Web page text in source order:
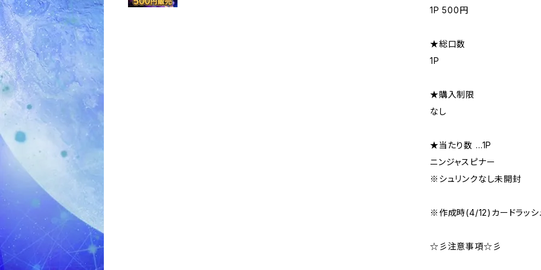
1P 500円
★総口数
1P
★購入制限
なし
★当たり数 …1P
ニンジャスピナー
※シュリンクなし未開封
※作成時(4/12)カードラッシ
☆彡注意事項☆彡